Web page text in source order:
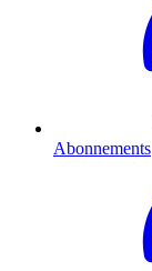
Abonnements